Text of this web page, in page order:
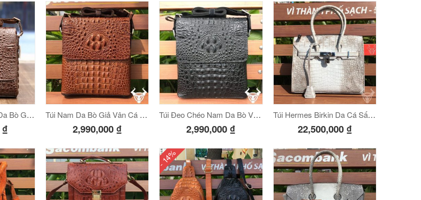
Túi Đeo Chéo Nam Da Bò Giả Vân Cá Sấu VCS06
₫
Túi Nam Da Bò Giả Vân Cá Sấu VCS05-N
2,990,000 ₫
Túi Đeo Chéo Nam Da Bò Vân Cá Sấu VCS05-Đ
2,990,000 ₫
Túi Hermes Birkin Da Cá Sấu Bạch Tạng Hà Nội
22,500,000 ₫
- 14%